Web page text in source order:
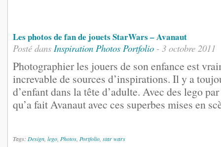
Les photos de fan de jouets StarWars – Avanaut
Posté dans Inspiration Photos Portfolio - 3 octobre 2011
Photographier les jouers de son enfance est
increvable de sources d’inspirations. Il y a
d’enfant dans la tête d’adulte. Avec des lego
qu’a fait Avanaut avec ces superbes mises en
Tags: Design lego Photos Portfolio star wars